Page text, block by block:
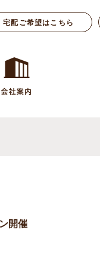
宅配ご希望はこちら
開催